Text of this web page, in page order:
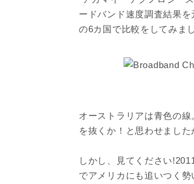
ードバンド速度調査結果
の6カ国で比較をしてみまし
オーストラリアは青色の
を抜くか！と思わせまし
しかし、見てください
でアメリカにも追いつく